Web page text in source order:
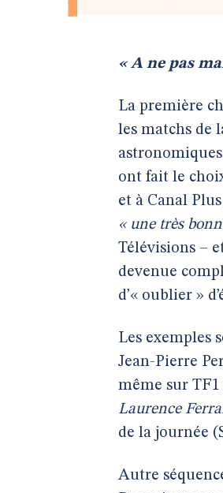
« A ne pas
La première
les matchs de
ont fait le
et à Canal
« une très
Télévisions –
devenue
d’« oublier »
Les exemples
Jean-Pierre
même sur TF1
Laurence
de la journée
Autre